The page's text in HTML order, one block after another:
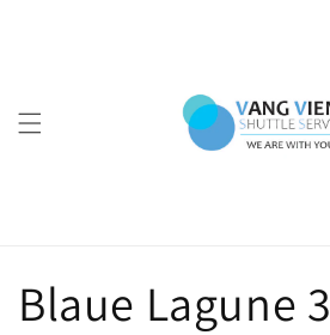
Blaue Lagune 3